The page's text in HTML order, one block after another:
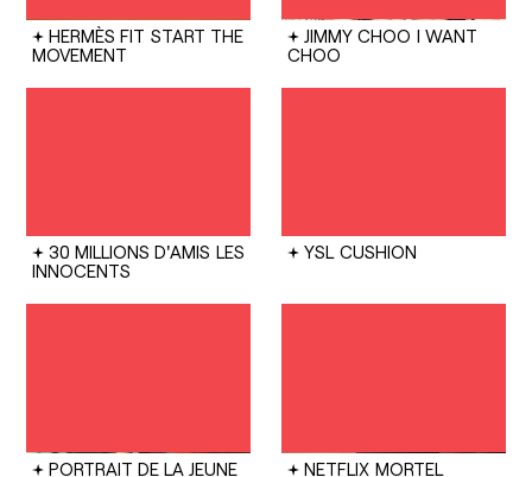
HERMÈS FIT START THE
MOVEMENT
JIMMY CHOO I WANT
CHOO
30 MILLIONS D'AMIS LES
INNOCENTS
YSL CUSHION
PORTRAIT DE LA JEUNE
NETFLIX MORTEL